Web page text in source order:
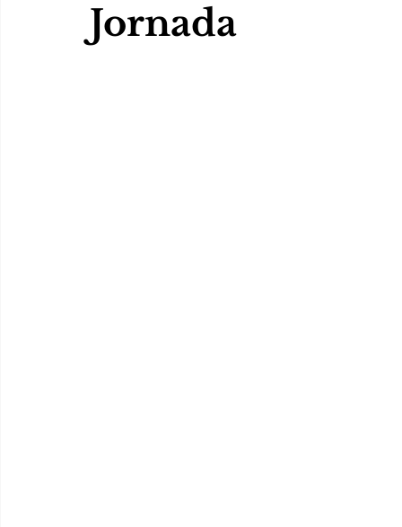
Jornada